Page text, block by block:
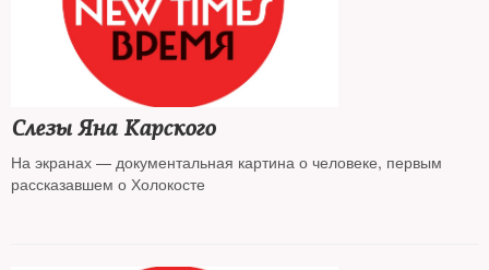
Слезы Яна Карского
На экранах — документальная картина о человеке, первым
рассказавшем о Холокосте